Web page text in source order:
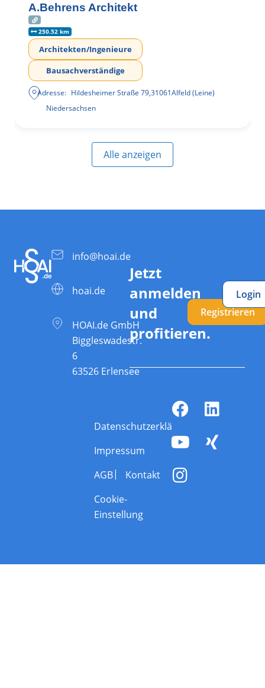
A.Behrens Architekt
250.52 km
Architekten/Ingenieure
Bausachverständige
Adresse: Hildesheimer Straße 79,31061Alfeld (Leine)
Niedersachsen
Alle anzeigen
info@hoai.de
hoai.de
HOAI.de GmbH
Biggleswadestr.
6
63526 Erlensee
Jetzt
anmelden
und
profitieren.
Registrieren
Login
Datenschutzerklärung
Impressum
AGB
Kontakt
Cookie-
Einstellung